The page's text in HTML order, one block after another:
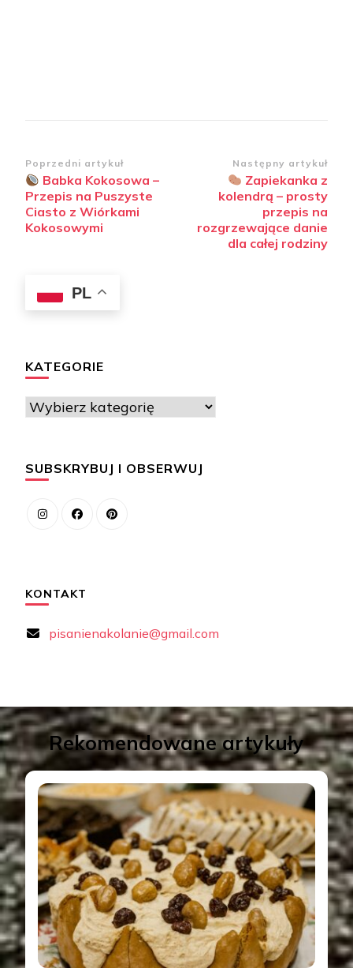
Nawigacja
wpisu
Poprzedni artykuł
Babka Kokosowa –
Przepis na Puszyste
Ciasto z Wiórkami
Kokosowymi
Następny artykuł
Zapiekanka z
kolendrą – prosty
przepis na
rozgrzewające danie
dla całej rodziny
PL
KATEGORIE
Kategorie
SUBSKRYBUJ I OBSERWUJ
KONTAKT
pisanienakolanie@gmail.com
Rekomendowane artykuły